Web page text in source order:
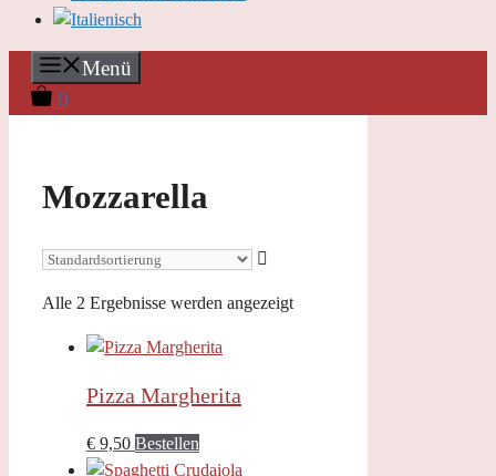
Menü
0
Mozzarella
Alle 2 Ergebnisse werden angezeigt
Pizza Margherita
€ 9,50 Bestellen